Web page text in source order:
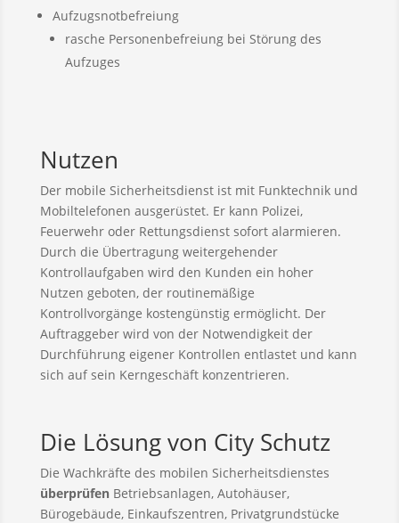
Aufzugsnotbefreiung
rasche Personenbefreiung bei Störung des
Aufzuges
Nutzen
Der mobile Sicherheitsdienst ist mit Funktechnik und
Mobiltelefonen ausgerüstet. Er kann Polizei,
Feuerwehr oder Rettungsdienst sofort alarmieren.
Durch die Übertragung weitergehender
Kontrollaufgaben wird den Kunden ein hoher
Nutzen geboten, der routinemäßige
Kontrollvorgänge kostengünstig ermöglicht. Der
Auftraggeber wird von der Notwendigkeit der
Durchführung eigener Kontrollen entlastet und kann
sich auf sein Kerngeschäft konzentrieren.
Die Lösung von City Schutz
Die Wachkräfte des mobilen Sicherheitsdienstes
überprüfen Betriebsanlagen, Autohäuser,
Bürogebäude, Einkaufszentren, Privatgrundstücke